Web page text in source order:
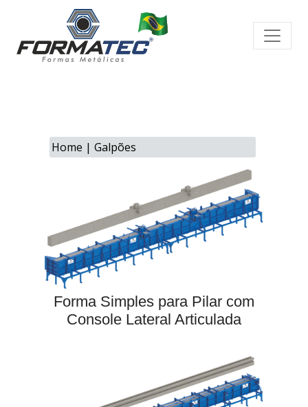
Home | Galpões
Forma Simples para Pilar com
Console Lateral Articulada